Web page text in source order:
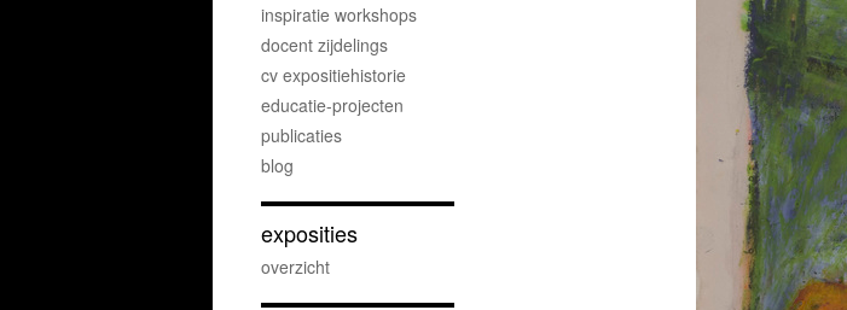
inspiratie workshops
docent zijdelings
cv expositiehistorie
educatie-projecten
publicaties
blog
exposities
overzicht